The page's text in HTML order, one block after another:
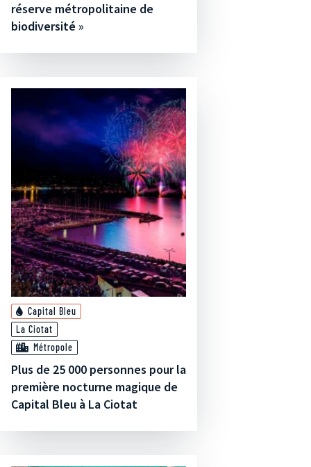
réserve métropolitaine de
biodiversité »
Capital Bleu
La Ciotat
Métropole
Plus de 25 000 personnes pour la
première nocturne magique de
Capital Bleu à La Ciotat